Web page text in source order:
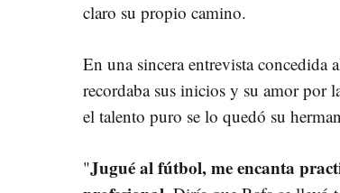
claro su propio camino.
En una sincera entrevista concedida
recordaba sus inicios y su amor por
el talento puro se lo quedó su
"Jugué al fútbol, me encanta